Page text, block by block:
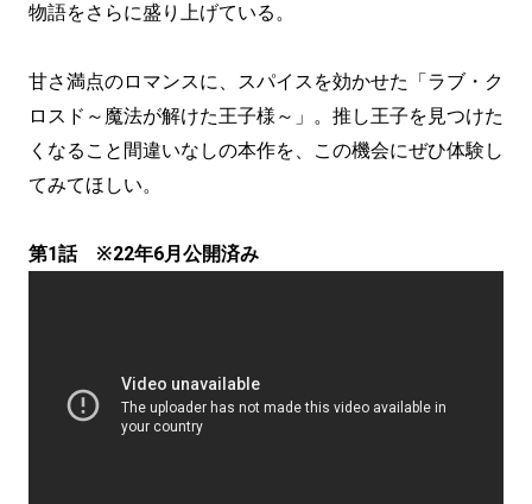
物語をさらに盛り上げている。
甘さ満点のロマンスに、スパイスを効かせた「ラブ・ク
ロスド～魔法が解けた王子様～」。推し王子を見つけた
くなること間違いなしの本作を、この機会にぜひ体験し
てみてほしい。
第1話※22年6月公開済み